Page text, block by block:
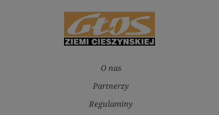
O nas
Partnerzy
Regulaminy